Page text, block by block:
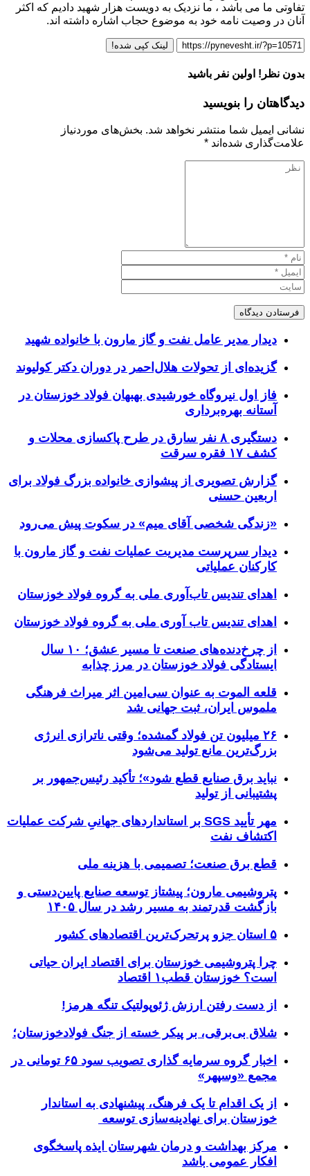
تفاوتی ما می باشد ، ما نزدیک به دویست هزار شهید دادیم که اکثر
آنان در وصیت نامه خود به موضوع حجاب اشاره داشته اند.
لینک کپی شده!
بدون نظر! اولین نفر باشید
دیدگاهتان را بنویسید
نشانی ایمیل شما منتشر نخواهد شد. بخش‌های موردنیاز
علامت‌گذاری شده‌اند *
دیدار مدیر عامل نفت و گاز مارون با خانواده شهید
گزیده‌ای از تحولات هلال‌احمر در دوران دکتر کولیوند
فاز اول نیروگاه خورشیدی بهبهان فولاد خوزستان در
آستانه بهره‌برداری
دستگیری ۸ نفر سارق در طرح پاکسازی محلات و
کشف ۱۷ فقره سرقت
گزارش تصویری از پیشوازی خانواده بزرگ فولاد برای
اربعین حسنی
«زندگی شخصی آقای میم» در سکوت پیش می‌رود
دیدار سرپرست مدیریت عملیات نفت و گاز مارون با
کارکنان عملیاتی
اهدای تندیس تاب‌آوری ملی به گروه فولاد خوزستان
اهدای تندیس تاب آوری ملی به گروه فولاد خوزستان
از چرخ‌دنده‌های صنعت تا مسیر عشق؛ ۱۰ سال
ایستادگی فولاد خوزستان در مرز چذابه
قلعه الموت به عنوان سی‌امین اثر میراث‌ فرهنگی
ملموس ایران، ثبت جهانی شد
۲۶ میلیون تن فولاد گمشده؛ وقتی ناترازی انرژی
بزرگ‌ترین مانع تولید می‌شود
نباید برق صنایع قطع شود»؛ تأکید رئیس‌جمهور بر
پشتیبانی از تولید
مهر تأیید SGS بر استانداردهای جهانیِ شرکت عملیات
اکتشاف نفت
قطع برق صنعت؛ تصمیمی با هزینه ملی
پتروشیمی مارون؛ پیشتاز توسعه صنایع پایین‌دستی و
بازگشت قدرتمند به مسیر رشد در سال ۱۴۰۵
۵ استان جزو پرتحرک‌ترین اقتصاد‌های کشور
چرا پتروشیمی خوزستان برای اقتصاد ایران حیاتی
است؟ خوزستان قطب۱ اقتصاد
از دست رفتن ارزش ژئوپولتیک تنگه هرمز!
شلاق‌ بی‌برقی، بر پیکر خسته‌ از جنگ فولادخوزستان؛
اخبار گروه سرمایه گذاری تصویب سود ۶۵ تومانی در
مجمع «وسپهر»
از یک اقدام تا یک فرهنگ، پیشنهادی به استاندار
خوزستان برای نهادینه‌سازی توسعه
مرکز بهداشت و درمان شهرستان ایذه پاسخگوی
افکار عمومی باشد